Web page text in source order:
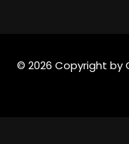
© 2026 Copyright by